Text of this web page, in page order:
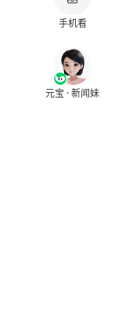
手机看
元宝 · 新闻妹